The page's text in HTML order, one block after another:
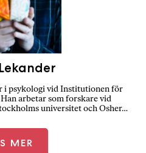
i psykologi vid Institutionen för
arbetar som forskare vid
universitet och Osher…
MER